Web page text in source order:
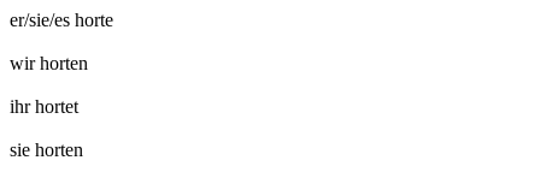
er/sie/es horte
wirhorten
ihrhortet
sie horten